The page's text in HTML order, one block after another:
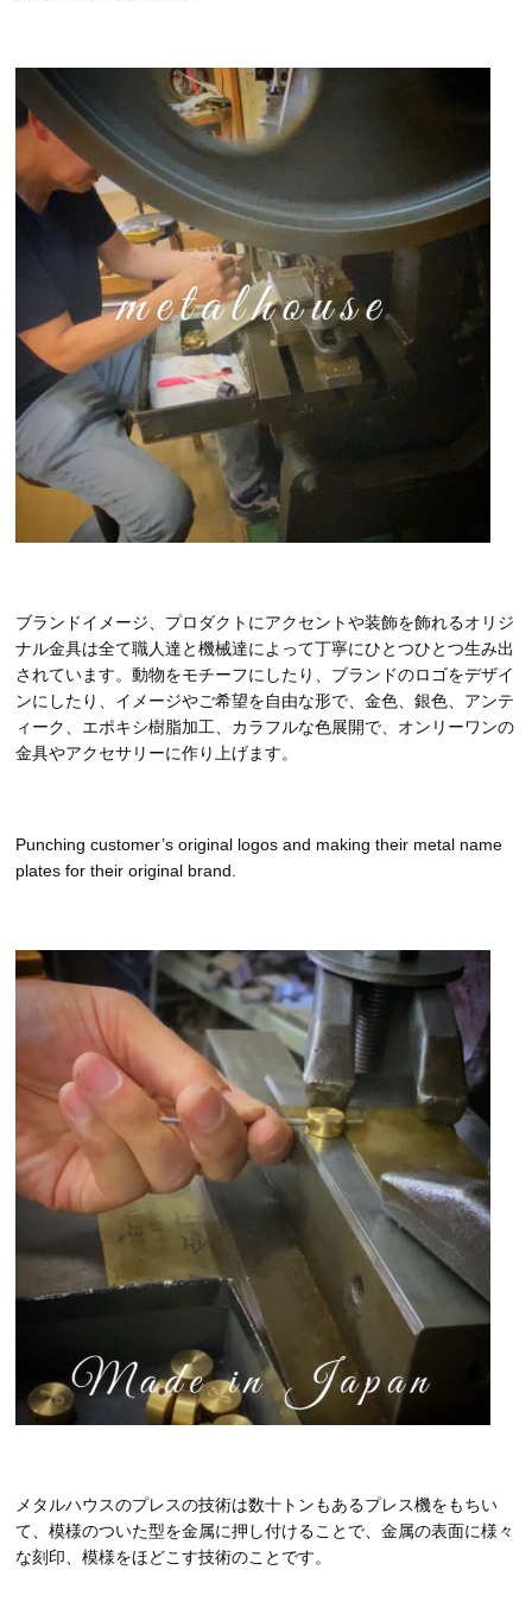
ブランドイメージ、プロダクトにアクセントや装飾を飾れるオリジ
ナル金具は全て職人達と機械達によって丁寧にひとつひとつ生み出
されています。動物をモチーフにしたり、ブランドのロゴをデザイ
ンにしたり、イメージやご希望を自由な形で、金色、銀色、アンテ
ィーク、エポキシ樹脂加工、カラフルな色展開で、オンリーワンの
金具やアクセサリーに作り上げます。
Punching customer’s original logos and making their metal name
plates for their original brand.
メタルハウスのプレスの技術は数十トンもあるプレス機をもちい
て、模様のついた型を金属に押し付けることで、金属の表面に様々
な刻印、模様をほどこす技術のことです。